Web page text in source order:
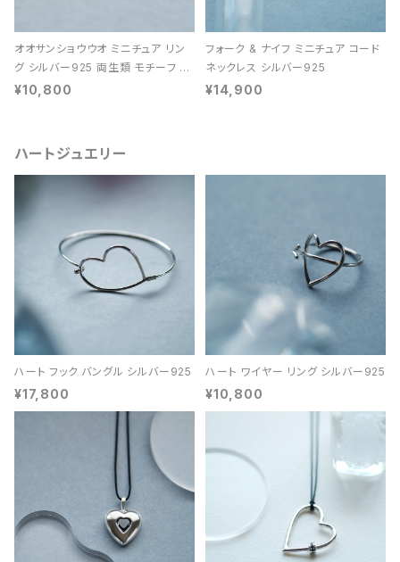
オオサンショウウオ ミニチュア リン
グ シルバー925 両生類 モチーフ レ
ディース ユニセックス
¥10,800
フォーク & ナイフ ミニチュア コード
ネックレス シルバー925
¥14,900
ハートジュエリー
ハート フック バングル シルバー925
¥17,800
ハート ワイヤー リング シルバー925
¥10,800